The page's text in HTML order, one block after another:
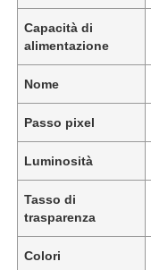
Capacità di
alimentazione
Nome
Passo pixel
Luminosità
Tasso di
trasparenza
Colori